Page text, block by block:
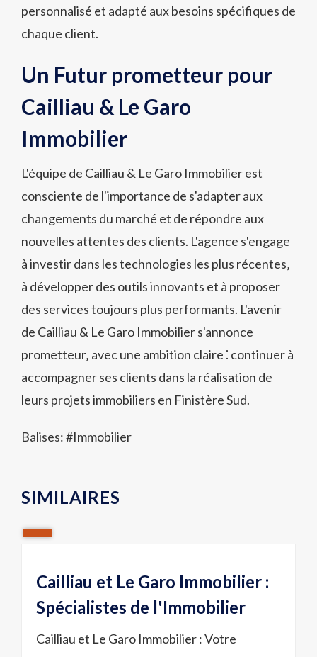
personnalisé et adapté aux besoins spécifiques de
chaque client.
Un Futur prometteur pour
Cailliau & Le Garo
Immobilier
L'équipe de Cailliau & Le Garo Immobilier est
consciente de l'importance de s'adapter aux
changements du marché et de répondre aux
nouvelles attentes des clients. L'agence s'engage
à investir dans les technologies les plus récentes‚
à développer des outils innovants et à proposer
des services toujours plus performants. L'avenir
de Cailliau & Le Garo Immobilier s'annonce
prometteur‚ avec une ambition claire ⁚ continuer à
accompagner ses clients dans la réalisation de
leurs projets immobiliers en Finistère Sud.
Balises: #Immobilier
SIMILAIRES
Cailliau et Le Garo Immobilier :
Spécialistes de l'Immobilier
Cailliau et Le Garo Immobilier : Votre